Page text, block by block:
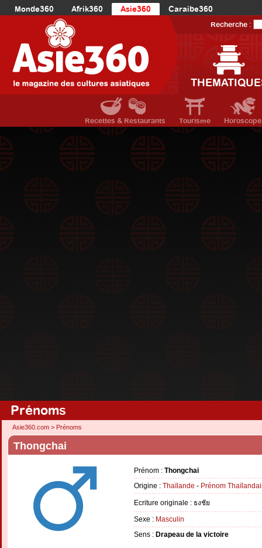
Monde360 Afrik360 Asie360
Caraibe360
Europe360
AmériqueDuNord360
Océanie360
Recherche :
Recettes & Restaurants Tourisme Horoscope
Prénoms
Asie360.com > Prénoms
Thongchai
Prénom : Thongchai
Origine : Thaïlande - Prénom
Ecriture originale : ธงชัย
Sexe : Masculin
Sens : Drapeau de la victoire